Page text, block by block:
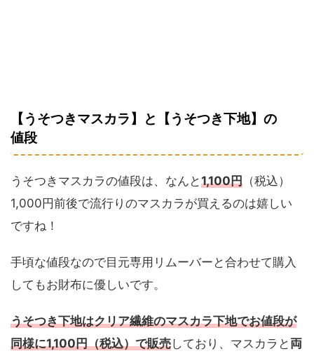
【うそつきマスカラ】と【うそつき下地】の
値段
うそつきマスカラの値段は、なんと1,100円 （税込）
1,000円前後で流行りのマスカラが買えるのは嬉しい
ですね！
手頃な値段なので目元専用リムーバーと合わせて購入
してもお財布に優しいです。
うそつき下地はクリア繊維のマスカラ下地でお値段が
同様に1,100円（税込）で販売しており、マスカラと 両